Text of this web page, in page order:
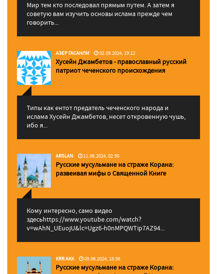
Мир тем кто последовал прямым путем. А затем я
советую вам изучить основы ислама прежде чем
говорить...
АЗЕР ГАСАНЛИ 02.09.2024, 19:12
Хусейн Джамбетов - православный русский
патриот чеченского происхождения
Типы как ентот предатель чеченского народа и
ислама Хусейн Джамбетов, несет откровенную чушь,
ибо я...
ARSLAN 11.06.2024, 02:50
Русские мусульмане на страже Корана:
pазвеивая мифы о Священной Книге
Кому интересно, само видео
здесьhttps://www.youtube.com/watch?
v=wAhN_UEuojU&lc=Ugz6-h0nMPQWTip7AZ94...
KRR AKK 09.06.2024, 18:56
Русские мусульмане на страже Корана: